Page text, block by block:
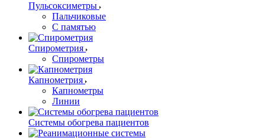
Пульсоксиметры
Пальчиковые
С памятью
Спирометрия
Спирометры
Капнометрия
Капнометры
Линии
Системы обогрева пациентов